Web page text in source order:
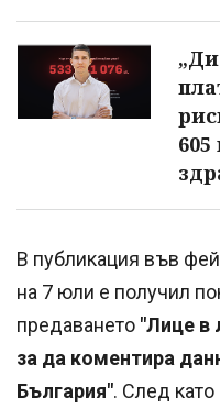
В публикация във
на 7 юли е получил
предаването "Лице в
за да коментира
България". След като